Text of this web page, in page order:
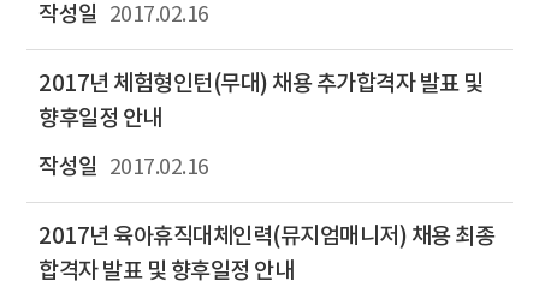
2017.02.16
2017년 체험형인턴(무대) 채용 추가합격자 발표 및
향후일정 안내
2017.02.16
2017년 육아휴직대체인력(뮤지엄매니저) 채용 최종
합격자 발표 및 향후일정 안내